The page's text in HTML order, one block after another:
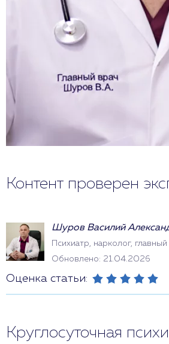
Контент проверен
Шуров Василий
Психиатр, нарколог,
Обновлено: 21.04.2026
Оценка статьи:
Круглосуточная